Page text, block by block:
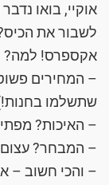
אוקיי, בואו
לשבור את
אקספרס! למה?
– המחירים
שתשלמו
– האיכות?
– המבחר?
– והכי חשוב –